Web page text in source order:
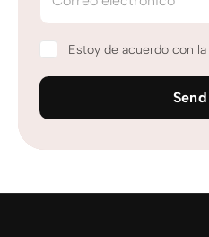
Estoy de acuerdo con la
Send